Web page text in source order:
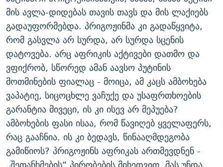
მის ავლა-დიდებას თავის თავს და მის ლაქიებს
გადაუფორმებდა. პრიგოჟინმა კი გადაწყვიტა,
რომ გასვლა არ სურდა, არ სურდა სცენის
დატოვება. არც აფრიკის აქტივები დათმო და
ვფიქრობ, სწორედ ამან აავსო პუტინის
მოთმინების ფიალაც - მოიცა, ამ კაცს ამბოხება
ვაპატიე, სიცოცხლე ვაჩუქე და უსაფრთხოების
გარანტია მივეცი, ის კი ისევ არ მეპუება?
ამბოხების ფასი ისაა, რომ წავიღებ ყველაფერს,
რაც გააჩნია. ის კი ბედავს, წინააღმდეგობა
გამიწიოს? პრიგოჟინს აფრიკას ართმევდნენ -